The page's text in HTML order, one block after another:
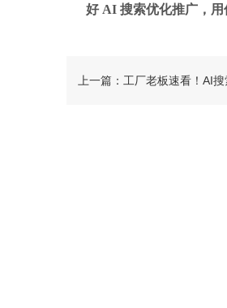
好 AI 搜索优化推广，
上一篇：工厂老板速看！AI